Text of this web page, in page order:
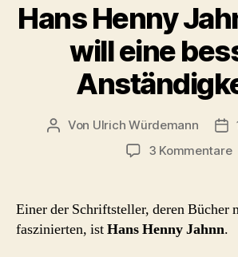
Hans Henny
will eine
Beitragsautor
Von Ulrich Würdemann
3 Kommentarezu
Einer der Schriftsteller, deren Bücher
faszinierten, istHans Henny Jahnn.